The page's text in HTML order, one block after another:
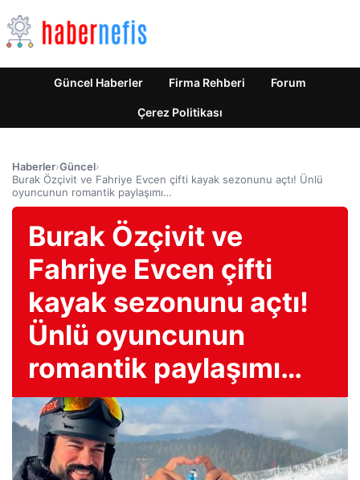
Güncel Haberler Firma Rehberi Forum
Çerez Politikası
Haberler›Güncel›
Burak Özçivit ve Fahriye Evcen çifti kayak sezonunu açtı! Ünlü
oyuncunun romantik paylaşımı…
Burak Özçivit ve
Fahriye Evcen çifti
kayak sezonunu açtı!
Ünlü oyuncunun
romantik paylaşımı…